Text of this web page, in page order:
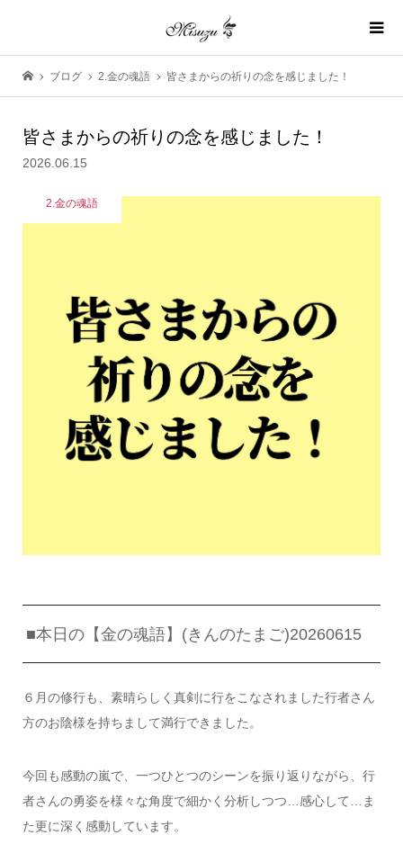
ブログ 2.金の魂語 皆さまからの祈りの念を感じました！
皆さまからの祈りの念を感じました！
2026.06.15
2.金の魂語
■本日の【金の魂語】(きんのたまご)20260615
６月の修行も、素晴らしく真剣に行をこなされました行者さん
方のお陰様を持ちまして満行できました。
今回も感動の嵐で、一つひとつのシーンを振り返りながら、行
者さんの勇姿を様々な角度で細かく分析しつつ…感心して…ま
た更に深く感動しています。